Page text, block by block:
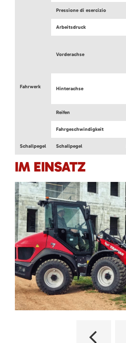
Pressione di esercizio
Arbeitsdruck
Fahrwerk
Vorderachse
Hinterachse
Reifen
Fahrgeschwindigkeit
Schallpegel Schallpegel
IM EINSATZ